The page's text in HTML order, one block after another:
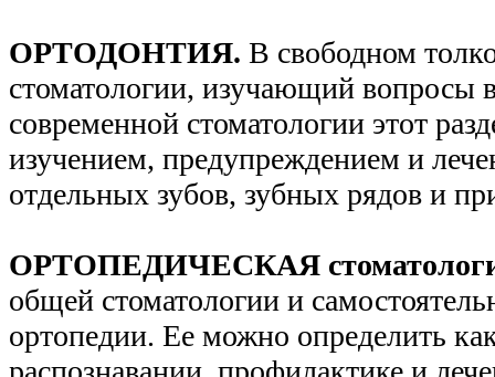
ОРТОДОНТИЯ. В свободном
стоматологии, изучающий вопросы
современной стоматологии этот
изучением, предупреждением и
отдельных зубов, зубных рядов и
ОРТОПЕДИЧЕСКАЯ
общей стоматологии и
ортопедии. Ее можно определить